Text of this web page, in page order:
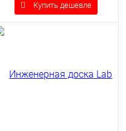
Купить дешевле